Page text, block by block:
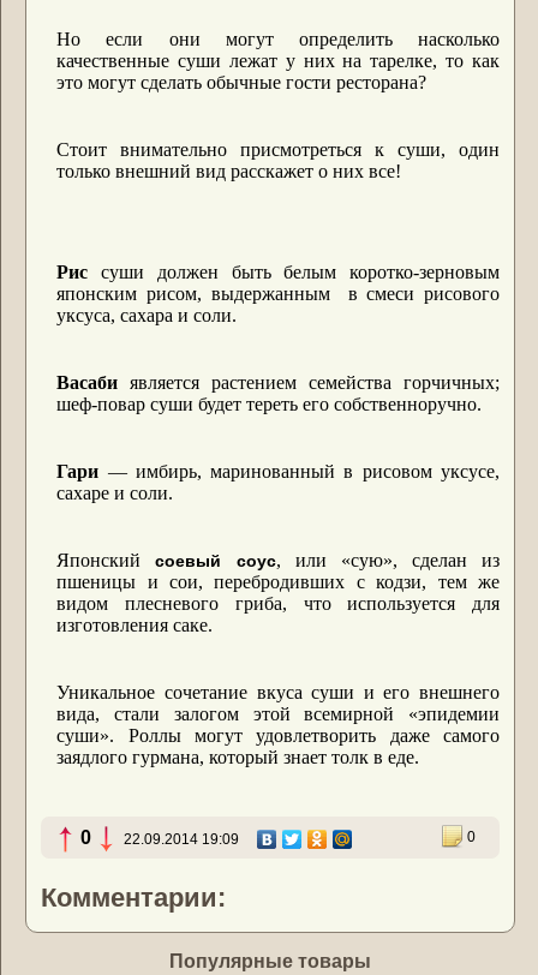
Но если они могут определить насколько
качественные суши лежат у них на тарелке, то как
это могут сделать обычные гости ресторана?
Стоит внимательно присмотреться к суши, один
только внешний вид расскажет о них все!
Рис суши должен быть белым коротко-зерновым
японским рисом, выдержанным в смеси рисового
уксуса, сахара и соли.
Васаби является растением семейства горчичных;
шеф-повар суши будет тереть его собственноручно.
Гари ― имбирь, маринованный в рисовом уксусе,
сахаре и соли.
Японскийсоевый соус, или «сую», сделан из
пшеницы и сои, перебродивших с кодзи, тем же
видом плесневого гриба, что используется для
изготовления саке.
Уникальное сочетание вкуса суши и его внешнего
вида, стали залогом этой всемирной «эпидемии
суши». Роллы могут удовлетворить даже самого
заядлого гурмана, который знает толк в еде.
0 22.09.2014 19:09 0
Комментарии:
Популярные товары